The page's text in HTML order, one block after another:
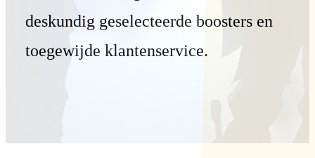
deskundig geselecteerde boosters en
toegewijde klantenservice.